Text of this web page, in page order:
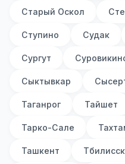
Старый Оскол
Ступино Судак
Сургут
Сыктывкар
Таганрог Тайшет
Тарко-Сале
Ташкент